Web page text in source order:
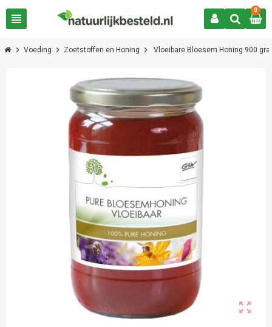
view_headline
0
chevron_right Voeding chevron_right Zoetstoffen en Honing chevron_right Vloeibare Bloesem Honing 900
zoom_out_map